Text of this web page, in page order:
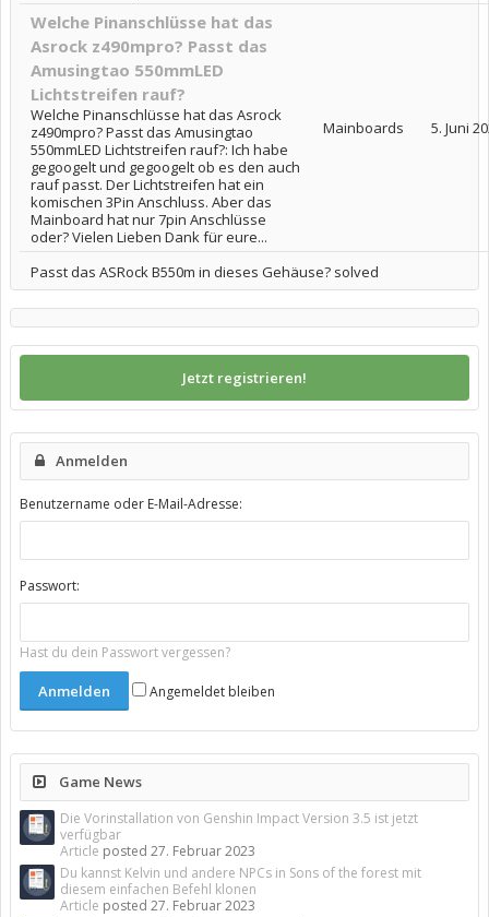
Welche Pinanschlüsse hat das
Asrock z490mpro? Passt das
Amusingtao 550mmLED
Lichtstreifen rauf?
Welche Pinanschlüsse hat das Asrock
z490mpro? Passt das Amusingtao
550mmLED Lichtstreifen rauf?: Ich habe
gegoogelt und gegoogelt ob es den auch
rauf passt. Der Lichtstreifen hat ein
komischen 3Pin Anschluss. Aber das
Mainboard hat nur 7pin Anschlüsse
oder? Vielen Lieben Dank für eure...
Mainboards 5. Juni
Passt das ASRock B550m in dieses Gehäuse? solved
Jetzt registrieren!
Anmelden
Benutzername oder E-Mail-Adresse:
Passwort:
Hast du dein Passwort vergessen?
Angemeldet bleiben
Game News
Die Vorinstallation von Genshin Impact Version 3.5 ist jetzt
verfügbar
Article posted 27. Februar 2023
Du kannst Kelvin und andere NPCs in Sons of the forest mit
diesem einfachen Befehl klonen
Article posted 27. Februar 2023